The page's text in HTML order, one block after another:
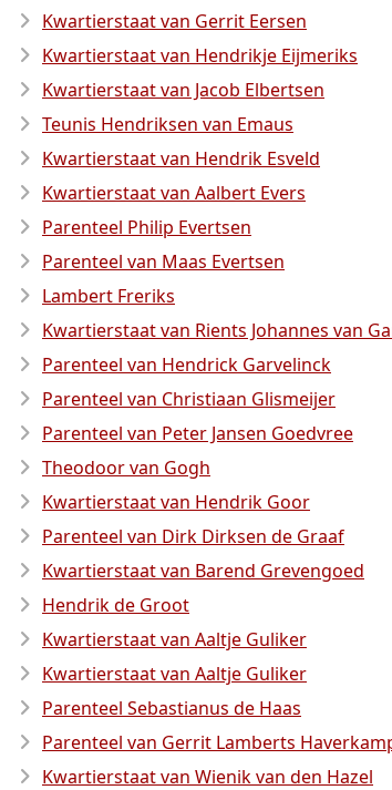
Kwartierstaat van Gerrit Eersen
Kwartierstaat van Hendrikje Eijmeriks
Kwartierstaat van Jacob Elbertsen
Teunis Hendriksen van Emaus
Kwartierstaat van Hendrik Esveld
Kwartierstaat van Aalbert Evers
Parenteel Philip Evertsen
Parenteel van Maas Evertsen
Lambert Freriks
Kwartierstaat van Rients Johannes van
Parenteel van Hendrick Garvelinck
Parenteel van Christiaan Glismeijer
Parenteel van Peter Jansen Goedvree
Theodoor van Gogh
Kwartierstaat van Hendrik Goor
Parenteel van Dirk Dirksen de Graaf
Kwartierstaat van Barend Grevengoed
Hendrik de Groot
Kwartierstaat van Aaltje Guliker
Kwartierstaat van Aaltje Guliker
Parenteel Sebastianus de Haas
Parenteel van Gerrit Lamberts
Kwartierstaat van Wienik van den Hazel